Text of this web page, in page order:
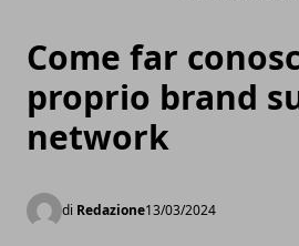
Come far
proprio brand
network
di Redazione13/03/2024